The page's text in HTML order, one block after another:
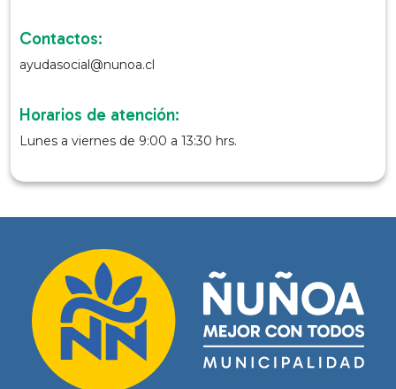
Contactos:
ayudasocial@nunoa.cl
Horarios de atención:
Lunes a viernes de 9:00 a 13:30 hrs.